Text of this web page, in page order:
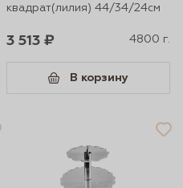
квадрат(лилия) 44/34/24см
3 513 ₽ 4800 г.
В корзину